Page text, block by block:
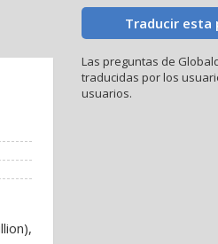
Traducir esta
Las preguntas de
traducidas por los
usuarios.